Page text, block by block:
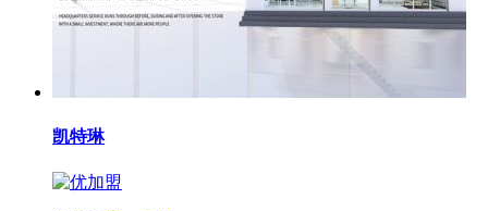
凯特琳